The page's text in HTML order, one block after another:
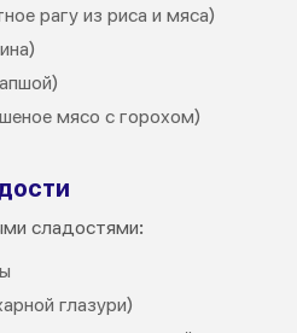
рагу из риса и мяса)
мясо с горохом)
сладостями:
глазури)